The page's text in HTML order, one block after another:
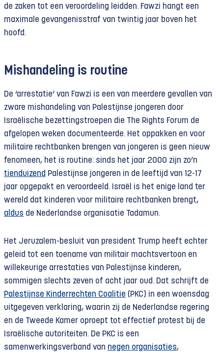
de zaken tot een veroordeling leidden. Fawzi hangt een
maximale gevangenisstraf van twintig jaar boven het
hoofd.
Mishandeling is routine
De ‘arrestatie’ van Fawzi is een van meerdere gevallen van
zware mishandeling van Palestijnse jongeren door
Israëlische bezettingstroepen die The Rights Forum de
afgelopen weken documenteerde. Het oppakken en voor
militaire rechtbanken brengen van jongeren is geen nieuw
fenomeen, het is routine: sinds het jaar 2000 zijn zo’n
tienduizend Palestijnse jongeren in de leeftijd van 12-17
jaar opgepakt en veroordeeld. Israël is het enige land ter
wereld dat kinderen voor militaire rechtbanken brengt,
aldus de Nederlandse organisatie Tadamun.
Het Jeruzalem-besluit van president Trump heeft echter
geleid tot een toename van militair machtsvertoon en
willekeurige arrestaties van Palestijnse kinderen,
sommigen slechts zeven of acht jaar oud. Dat schrijft de
Palestijnse Kinderrechten Coalitie (PKC) in een woensdag
uitgegeven verklaring, waarin zij de Nederlandse regering
en de Tweede Kamer oproept tot effectief protest bij de
Israëlische autoriteiten. De PKC is een
samenwerkingsverband van negen organisaties,